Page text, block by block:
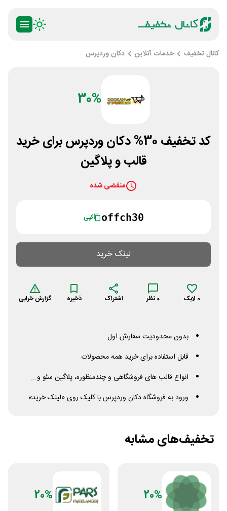
کانال تخفیف خدمات آنلاین دکان وردپرس
30%
کد تخفیف 30% دکان وردپرس برای خرید
قالب و پلاگین
منقضی شده
offch30 کپی
لینک خرید
0 لایک 0 نظر اشتراک ذخیره گزارش خرابی
بدون محدودیت سفارش اول
قابل استفاده برای خرید همه محصولات
انواع قالب های فروشگاهی و چندمنظوره، پلاگین سئو و...
ورود به فروشگاه دکان وردپرس با کلیک روی «لینک خرید»
تخفیف‌های مشابه
20%
20%